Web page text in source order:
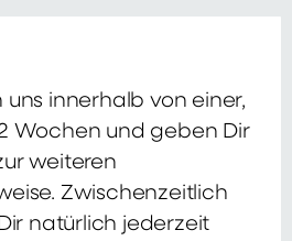
uns innerhalb von einer,
Wochen und geben Dir
weiteren
Zwischenzeitlich
natürlich jederzeit